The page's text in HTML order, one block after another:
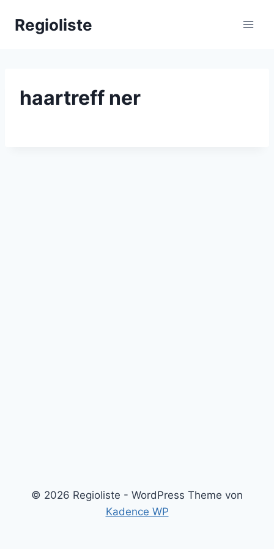
InhaltRegioliste
haartreff ner
© 2026 Regioliste - WordPress Theme von
Kadence WP